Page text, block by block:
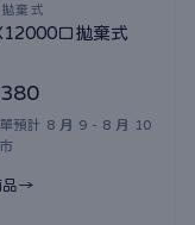
棄式
口拋棄式
預計 8 月 9 - 8 月 10